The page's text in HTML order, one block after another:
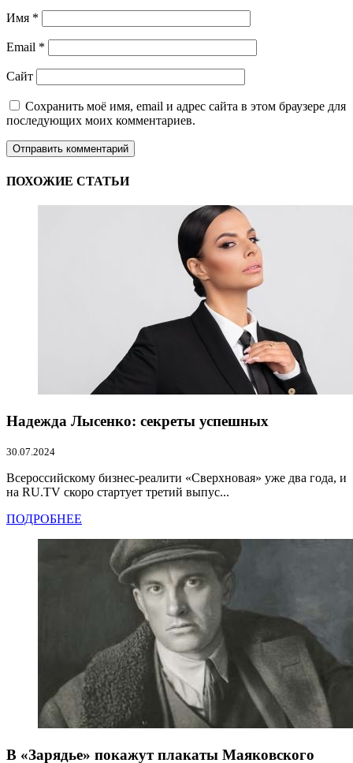
Имя *
Email *
Сайт
Сохранить моё имя, email и адрес сайта в этом браузере для
последующих моих комментариев.
ПОХОЖИЕ СТАТЬИ
Надежда Лысенко: секреты успешных
30.07.2024
Всероссийскому бизнес-реалити «Сверхновая» уже два года, и
на RU.TV скоро стартует третий выпус...
ПОДРОБНЕЕ
В «Зарядье» покажут плакаты Маяковского